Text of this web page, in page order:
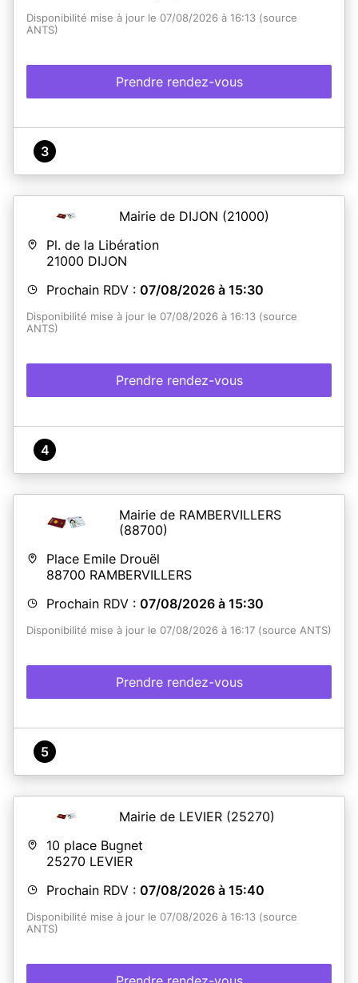
Disponibilité mise à jour le 07/08/2026 à 16:13 (source
ANTS)
Prendre rendez-vous
3
Mairie de DIJON (21000)
Pl. de la Libération
21000 DIJON
Prochain RDV : 07/08/2026 à 15:30
Disponibilité mise à jour le 07/08/2026 à 16:13 (source
ANTS)
Prendre rendez-vous
4
Mairie de RAMBERVILLERS
(88700)
Place Emile Drouël
88700 RAMBERVILLERS
Prochain RDV : 07/08/2026 à 15:30
Disponibilité mise à jour le 07/08/2026 à 16:17 (source ANTS)
Prendre rendez-vous
5
Mairie de LEVIER (25270)
10 place Bugnet
25270 LEVIER
Prochain RDV : 07/08/2026 à 15:40
Disponibilité mise à jour le 07/08/2026 à 16:13 (source
ANTS)